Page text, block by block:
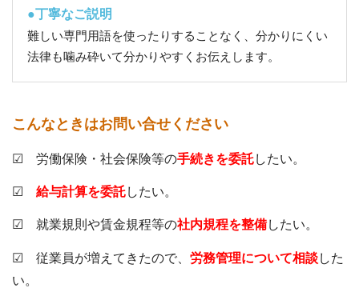
●丁寧なご説明
難しい専門用語を使ったりすることなく、分かりにくい
法律も噛み砕いて分かりやすくお伝えします。
こんなときはお問い合せください
☑ 労働保険・社会保険等の手続きを委託したい。
☑ 給与計算を委託したい。
☑ 就業規則や賃金規程等の社内規程を整備したい。
☑ 従業員が増えてきたので、 労務管理について相談した
い。